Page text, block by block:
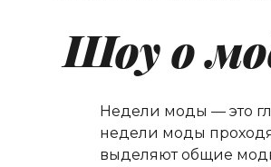
Шоу о
Недели моды — это
недели моды
выделяют общие